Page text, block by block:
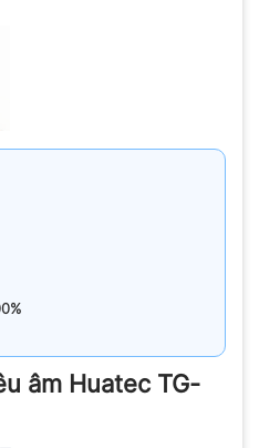
âm Huatec TG-